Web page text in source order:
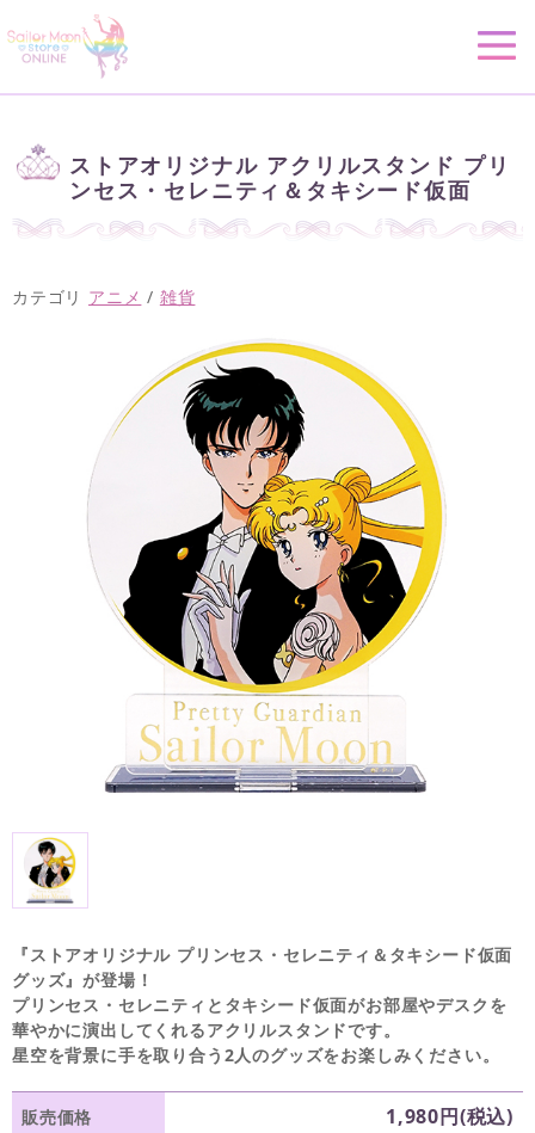
ストアオリジナル アクリルスタンド プリ
ンセス・セレニティ＆タキシード仮面
カテゴリ アニメ / 雑貨
『ストアオリジナル プリンセス・セレニティ＆タキシード仮面
グッズ』が登場！
プリンセス・セレニティとタキシード仮面がお部屋やデスクを
華やかに演出してくれるアクリルスタンドです。
星空を背景に手を取り合う2人のグッズをお楽しみください。
販売価格 1,980円(税込)